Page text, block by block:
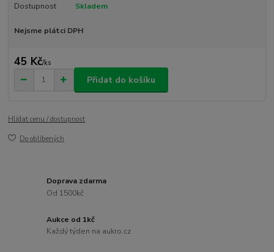
Dostupnost Skladem
Nejsme plátci DPH
45 Kč/ks
Přidat do košíku
Hlídat cenu / dostupnost
Do oblíbených
Doprava zdarma
Od 1500kč
Aukce od 1kč
Každý týden na aukro.cz